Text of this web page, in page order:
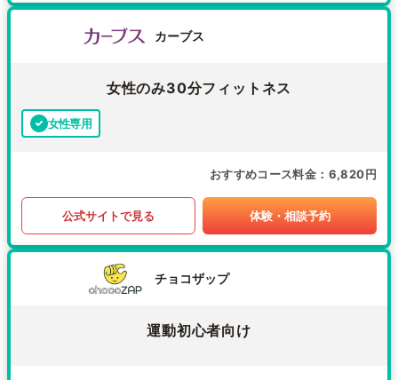
カーブス
女性のみ30分フィットネス
女性専用
おすすめコース料金 6,820円
公式サイトで見る 体験・相談予約
チョコザップ
運動初心者向け